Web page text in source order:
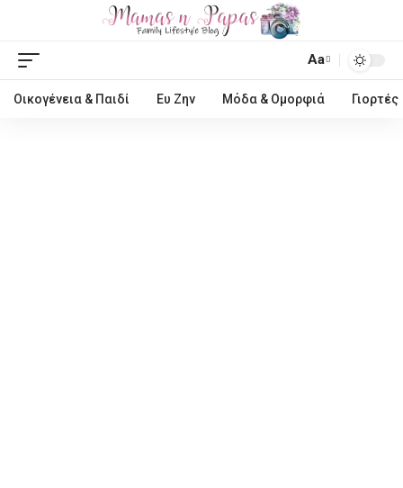
Aa
Οικογένεια & Παιδί Ευ Ζην Μόδα & Ομορφιά Γιορτές